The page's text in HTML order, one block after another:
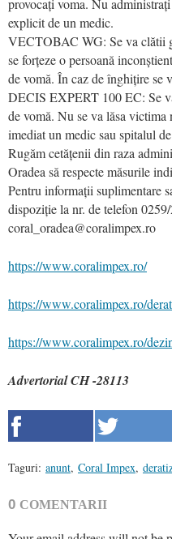
provocați voma. Nu
explicit de un medic.
VECTOBAC WG: Se va clătii
se forțeze o persoană
de vomă. În caz de înghițire se
DECIS EXPERT 100 EC: Se
de vomă. Nu se va lăsa victima
imediat un medic sau spitalul
Rugăm cetățenii din raza
Oradea să respecte măsurile
Pentru informații suplimentare
dispoziție la nr. de telefon
coral_oradea@coralimpex.ro
https://www.coralimpex.ro/
https://www.coralimpex.ro/
https://www.coralimpex.ro/
Advertorial CH -28113
Taguri: anunt, Coral Impex,
0 COMENTARII